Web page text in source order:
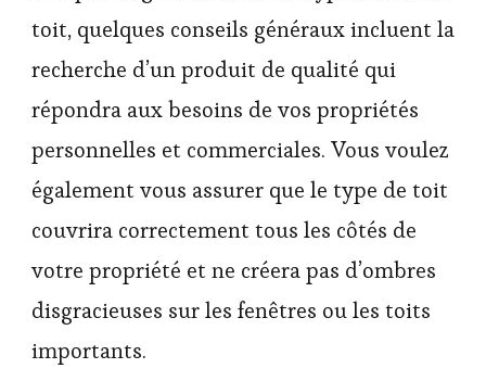
toit, quelques conseils généraux incluent la
recherche d’un produit de qualité qui
répondra aux besoins de vos propriétés
personnelles et commerciales. Vous voulez
également vous assurer que le type de toit
couvrira correctement tous les côtés de
votre propriété et ne créera pas d’ombres
disgracieuses sur les fenêtres ou les toits
importants.